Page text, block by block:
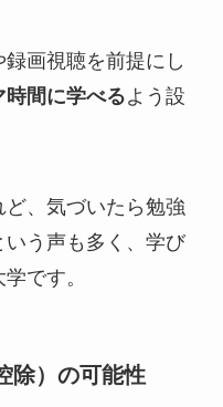
画視聴を前提にし
間に学べるよう設
ど、気づいたら勉強
う声も多く、学び
です。
除）の可能性